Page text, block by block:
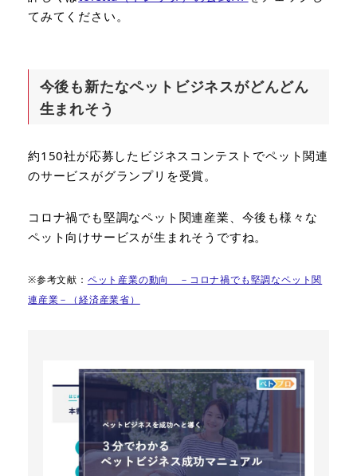
てみてください。
今後も新たなペットビジネスがどんどん
生まれそう
約150社が応募したビジネスコンテストでペット関連
のサービスがグランプリを受賞。
コロナ禍でも堅調なペット関連産業、今後も様々な
ペット向けサービスが生まれそうですね。
※参考文献： ペット産業の動向 －コロナ禍でも堅調なペット関
連産業－（経済産業省）